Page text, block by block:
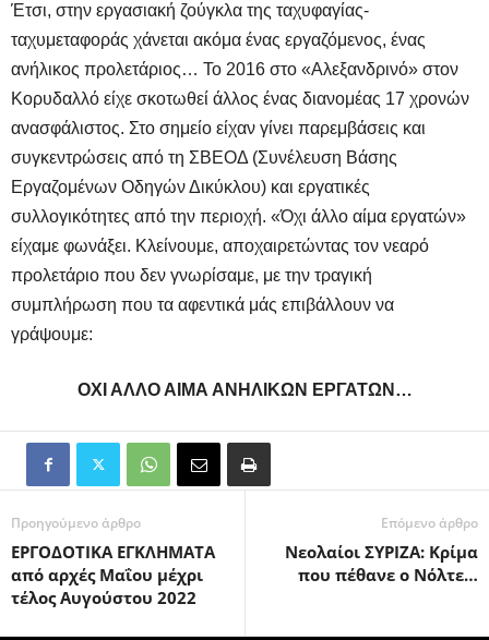
Έτσι, στην εργασιακή ζούγκλα της ταχυφαγίας-
ταχυμεταφοράς χάνεται ακόμα ένας εργαζόμενος, ένας
ανήλικος προλετάριος… Το 2016 στο «Αλεξανδρινό» στον
Κορυδαλλό είχε σκοτωθεί άλλος ένας διανομέας 17 χρονών
ανασφάλιστος. Στο σημείο είχαν γίνει παρεμβάσεις και
συγκεντρώσεις από τη ΣΒΕΟΔ (Συνέλευση Βάσης
Εργαζομένων Οδηγών Δικύκλου) και εργατικές
συλλογικότητες από την περιοχή. «Όχι άλλο αίμα εργατών»
είχαμε φωνάξει. Κλείνουμε, αποχαιρετώντας τον νεαρό
προλετάριο που δεν γνωρίσαμε, με την τραγική
συμπλήρωση που τα αφεντικά μάς επιβάλλουν να
γράψουμε:
ΟΧΙ ΑΛΛΟ ΑΙΜΑ ΑΝΗΛΙΚΩΝ ΕΡΓΑΤΩΝ…
Προηγούμενο άρθρο
ΕΡΓΟΔΟΤΙΚΑ ΕΓΚΛΗΜΑΤΑ
από αρχές Μαΐου μέχρι
τέλος Αυγούστου 2022
Επόμενο άρθρο
Νεολαίοι ΣΥΡΙΖΑ: Κρίμα
που πέθανε ο Νόλτε…